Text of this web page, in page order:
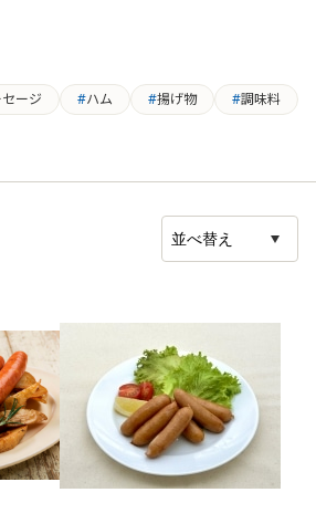
ージ ハム 揚げ物 調味料